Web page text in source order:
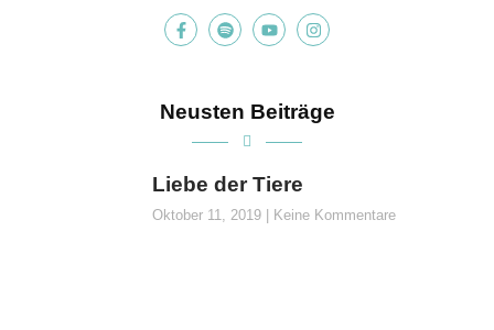
Neusten Beiträge
Liebe der Tiere
Oktober 11, 2019 Keine Kommentare